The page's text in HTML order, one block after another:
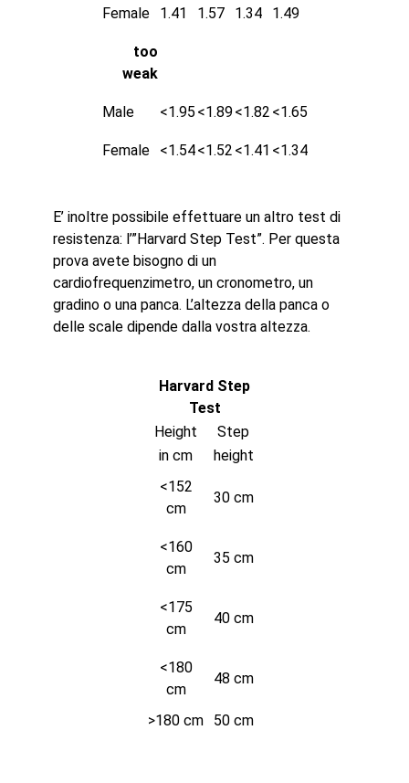
Female 1.41 1.57 1.34 1.49
too
weak
Male <1.95 <1.89<1.82 <1.65
Female <1.54<1.52 <1.41 <1.34
E’ inoltre possibile effettuare un altro test di
resistenza: l’”Harvard Step Test”. Per questa
prova avete bisogno di un
cardiofrequenzimetro, un cronometro, un
gradino o una panca. L’altezza della panca o
delle scale dipende dalla vostra altezza.
Harvard Step
Test
Height
Step
in cm
height
<152
cm
30 cm
<160
cm
35 cm
<175
cm
40 cm
<180
cm
48 cm
>180 cm 50 cm